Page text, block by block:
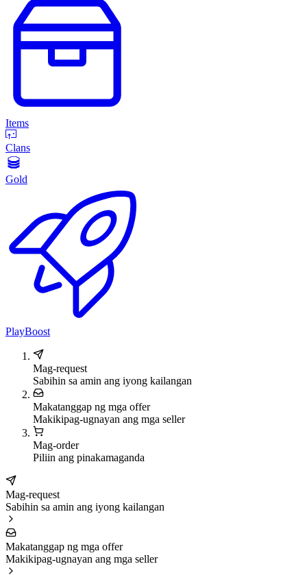
Items
Clans
Gold
PlayBoost
Mag-request
Sabihin sa amin ang iyong kailangan
Makatanggap ng mga offer
Makikipag-ugnayan ang mga seller
Mag-order
Piliin ang pinakamaganda
Mag-request
Sabihin sa amin ang iyong kailangan
Makatanggap ng mga offer
Makikipag-ugnayan ang mga seller